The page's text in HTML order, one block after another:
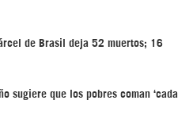
de Brasil deja 52 muertos; 16
sugiere que los pobres coman ‘cada